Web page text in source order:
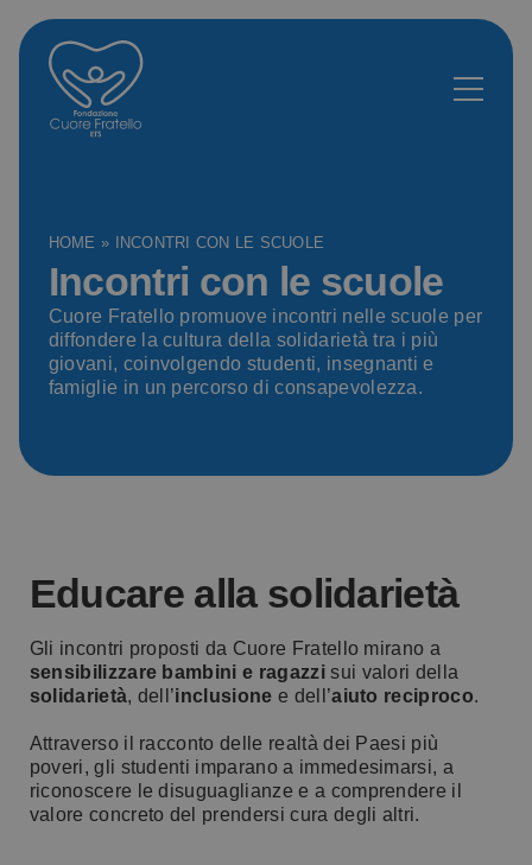
HOME » INCONTRI CON LE SCUOLE
Incontri con le scuole
Cuore Fratello promuove incontri nelle scuole per
diffondere la cultura della solidarietà tra i più
giovani, coinvolgendo studenti, insegnanti e
famiglie in un percorso di consapevolezza.
Educare alla solidarietà
Gli incontri proposti da Cuore Fratello mirano a
sensibilizzare bambini e ragazzisui valori della
solidarietà, dell’inclusione e dell’aiuto reciproco.
Attraverso il racconto delle realtà dei Paesi più
poveri, gli studenti imparano a immedesimarsi, a
riconoscere le disuguaglianze e a comprendere il
valore concreto del prendersi cura degli altri.